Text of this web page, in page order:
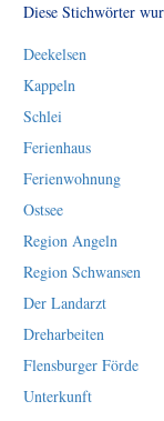
Diese Stichwörter
Deekelsen
Kappeln
Schlei
Ferienhaus
Ferienwohnung
Ostsee
Region Angeln
Region Schwansen
Der Landarzt
Dreharbeiten
Flensburger Förde
Unterkunft